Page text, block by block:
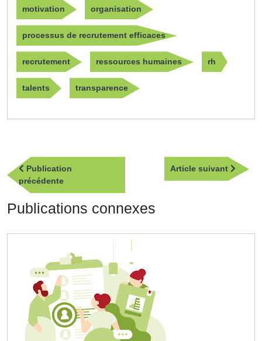
motivation organisation
processus de recrutement efficaces
recrutement ressources humaines rh
talents transparence
Navigation
de
l’article
Publication
précédentePublication
précédente
Article suivant
Article
Publications connexes